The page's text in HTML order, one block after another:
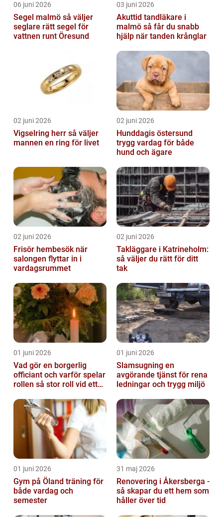
06 juni 2026
Segel malmö så väljer
seglare rätt segel för
vattnen runt Öresund
03 juni 2026
Akuttid tandläkare i
malmö så får du snabb
hjälp när tanden krånglar
02 juni 2026
Vigselring herr så väljer
mannen en ring för livet
02 juni 2026
Hunddagis östersund
trygg vardag för både
hund och ägare
02 juni 2026
Frisör hembesök när
salongen flyttar in i
vardagsrummet
02 juni 2026
Takläggare i Katrineholm:
så väljer du rätt för ditt
tak
01 juni 2026
Vad gör en borgerlig
officiant och varför spelar
rollen så stor roll vid ett
01 juni 2026
Slamsugning en
avgörande tjänst för rena
ledningar och trygg miljö
01 juni 2026
Gym på Öland träning för
både vardag och
semester
31 maj 2026
Renovering i Åkersberga -
så skapar du ett hem som
håller över tid